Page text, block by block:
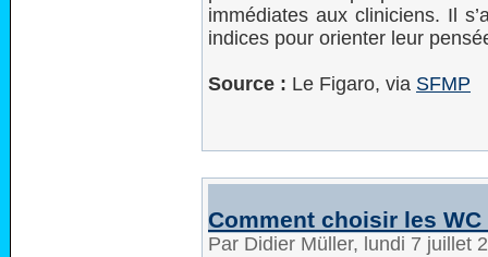
immédiates aux cliniciens. Il
indices pour orienter leur
Source : Le Figaro, via SFMP
Comment choisir les
Par Didier Müller, lundi 7 juillet